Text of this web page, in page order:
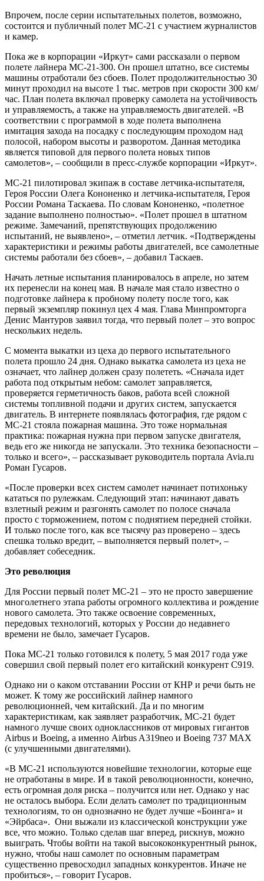
Впрочем, после серии испытательных полетов, возможно,
состоится и публичный полет МС-21 с участием журналистов
и камер.
Пока же в корпорации «Иркут» сами рассказали о первом
полете лайнера МС-21-300. Он прошел штатно, все системы
машины отработали без сбоев. Полет продолжительностью 30
минут проходил на высоте 1 тыс. метров при скорости 300 км/
час. План полета включал проверку самолета на устойчивость
и управляемость, а также на управляемость двигателей. «В
соответствии с программой в ходе полета выполнена
имитация захода на посадку с последующим проходом над
полосой, набором высоты и разворотом. Данная методика
является типовой для первого полета новых типов
самолетов», – сообщили в пресс-службе корпорации «Иркут».
МС-21 пилотировал экипаж в составе летчика-испытателя,
Героя России Олега Кононенко и летчика-испытателя, Героя
России Романа Таскаева. По словам Кононенко, «полетное
задание выполнено полностью». «Полет прошел в штатном
режиме. Замечаний, препятствующих продолжению
испытаний, не выявлено», – отметил летчик. «Подтверждены
характеристики и режимы работы двигателей, все самолетные
системы работали без сбоев», – добавил Таскаев.
Начать летные испытания планировалось в апреле, но затем
их перенесли на конец мая. В начале мая стало известно о
подготовке лайнера к пробному полету после того, как
первый экземпляр покинул цех 4 мая. Глава Минпромторга
Денис Мантуров заявил тогда, что первый полет – это вопрос
нескольких недель.
С момента выкатки из цеха до первого испытательного
полета прошло 24 дня. Однако выкатка самолета из цеха не
означает, что лайнер должен сразу полететь. «Сначала идет
работа под открытым небом: самолет заправляется,
проверяется герметичность баков, работа всей сложной
системы топливной подачи и других систем, запускается
двигатель. В интернете появлялась фотография, где рядом с
МС-21 стояла пожарная машина. Это тоже нормальная
практика: пожарная нужна при первом запуске двигателя,
ведь его же никогда не запускали. Это техника безопасности –
только и всего», – рассказывает руководитель портала Avia.ru
Роман Гусаров.
«После проверки всех систем самолет начинает потихоньку
кататься по рулежкам. Следующий этап: начинают давать
взлетный режим и разгонять самолет по полосе сначала
просто с торможением, потом с поднятием передней стойки.
И только после того, как все тысячу раз проверено – здесь
спешка только вредит, – выполняется первый полет», –
добавляет собеседник.
Это революция
Для России первый полет МС-21 – это не просто завершение
многолетнего этапа работы огромного коллектива и рождение
нового самолета. Это также освоение современных,
передовых технологий, которых у России до недавнего
времени не было, замечает Гусаров.
Пока МС-21 только готовился к полету, 5 мая 2017 года уже
совершил свой первый полет его китайский конкурент С919.
Однако ни о каком отставании России от КНР и речи быть не
может. К тому же российский лайнер намного
революционней, чем китайский. Да и по многим
характеристикам, как заявляет разработчик, МС-21 будет
намного лучше своих одноклассников от мировых гигантов
Airbus и Boeing, а именно Airbus A319neo и Boeing 737 MAX
(с улучшенными двигателями).
«В МС-21 используются новейшие технологии, которые еще
не отработаны в мире. И в такой революционности, конечно,
есть огромная доля риска – получится или нет. Однако у нас
не осталось выбора. Если делать самолет по традиционным
технологиям, то он однозначно не будет лучше «Боинга» и
«Эйрбаса». Они выжали из классической конструкции уже
все, что можно. Только сделав шаг вперед, рискнув, можно
выиграть. Чтобы войти на такой высококонкурентный рынок,
нужно, чтобы наш самолет по основным параметрам
существенно превосходил западных конкурентов. Иначе не
пробиться», – говорит Гусаров.